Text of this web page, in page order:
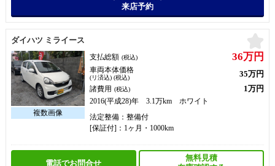
来店予約
ダイハツ ミライース
支払総額 (税込) 36万円
車両本体価格
(リ済込) (税込) 35万円
諸費用 (税込) 1万円
2016(平成28)年 3.1万km ホワイト
法定整備：整備付
[保証付]：1ヶ月・1000km
電話でお問合せ
無料見積